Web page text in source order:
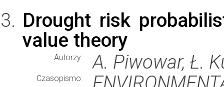
Drought risk
value theory
Autorzy: A. Piwowar, Ł.
Czasopismo: